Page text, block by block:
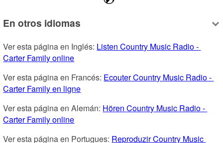
En otros idiomas
Ver esta página en Inglés: Listen Country Music Radio -
Carter Family online
Ver esta página en Francés: Ecouter Country Music Radio -
Carter Family en ligne
Ver esta página en Alemán: Hören Country Music Radio -
Carter Family online
Ver esta página en Portugues: Reproduzir Country Music